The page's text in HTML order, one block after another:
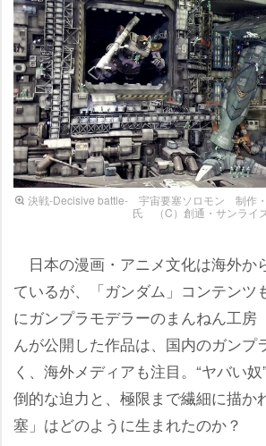
決戦-Decisive battle- 宇宙要塞ソロモン 制作
氏 （C）創通・サンライ
日本の漫画・アニメ文化は海外か
ているが、「ガンダム」コンテンツ
にガンプラモデラーのまんねん工房
んが公開した作品は、国内のガンプ
く、海外メディアも注目。“ヤバい
倒的な迫力と、極限まで繊細に描か
塞」はどのように生まれたのか？